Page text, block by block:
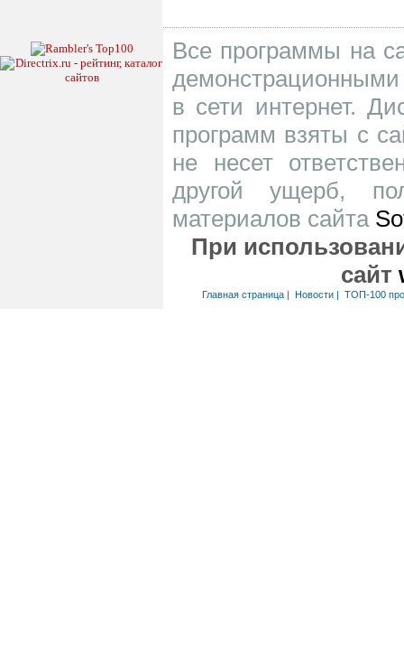
Все программы на
в сети интернет.
программ взяты с
не несет
другой ущерб,
материалов сайта
При
сайт
Главная страница| Новости| ТОП-100